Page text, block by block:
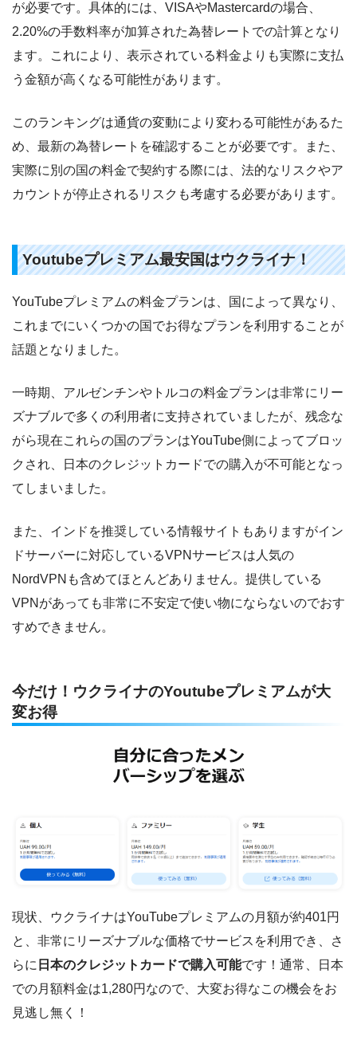
が必要です。具体的には、VISAやMastercardの場合、
2.20%の手数料率が加算された為替レートでの計算となり
ます。これにより、表示されている料金よりも実際に支払
う金額が高くなる可能性があります。
このランキングは通貨の変動により変わる可能性があるた
め、最新の為替レートを確認することが必要です。また、
実際に別の国の料金で契約する際には、法的なリスクやア
カウントが停止されるリスクも考慮する必要があります。
Youtubeプレミアム最安国はウクライナ！
YouTubeプレミアムの料金プランは、国によって異なり、
これまでにいくつかの国でお得なプランを利用することが
話題となりました。
一時期、アルゼンチンやトルコの料金プランは非常にリー
ズナブルで多くの利用者に支持されていましたが、残念な
がら現在これらの国のプランはYouTube側によってブロッ
クされ、日本のクレジットカードでの購入が不可能となっ
てしまいました。
また、インドを推奨している情報サイトもありますがイン
ドサーバーに対応しているVPNサービスは人気の
NordVPNも含めてほとんどありません。提供している
VPNがあっても非常に不安定で使い物にならないのでおす
すめできません。
今だけ！ウクライナのYoutubeプレミアムが大
変お得
現状、ウクライナはYouTubeプレミアムの月額が約401円
と、非常にリーズナブルな価格でサービスを利用でき、さ
らに 日本のクレジットカードで購入可能です！通常、日本
での月額料金は1,280円なので、大変お得なこの機会をお
見逃し無く！